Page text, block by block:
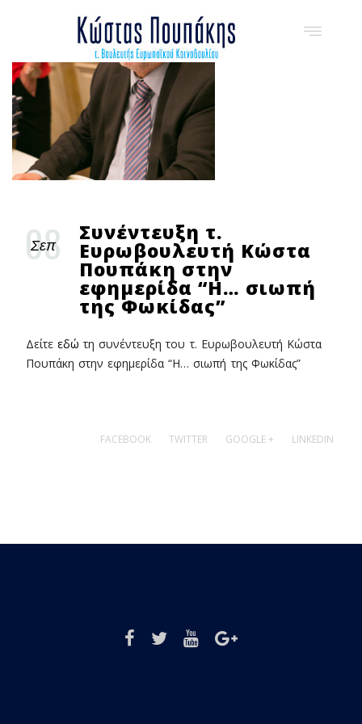
08
Σεπ
Συνέντευξη τ.
Ευρωβουλευτή Κώστα
Πουπάκη στην
εφημερίδα “Η… σιωπή
της Φωκίδας”
Δείτεεδώ τη συνέντευξη του τ. Ευρωβουλευτή Κώστα
Πουπάκη στην εφημερίδα “Η… σιωπή της Φωκίδας”
FACEBOOK TWITTER GOOGLE + LINKEDIN